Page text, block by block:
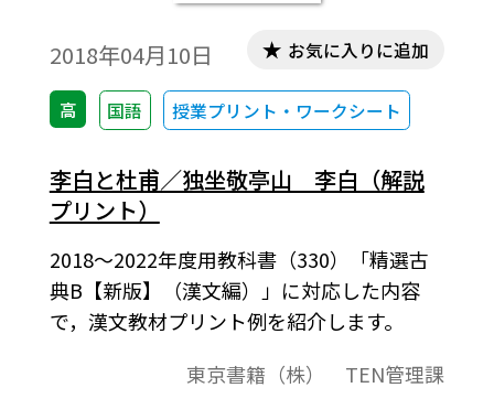
2018年04月10日
高 国語 授業プリント・ワークシート
お気に入りに追加
李白と杜甫／独坐敬亭山 李白（解説
プリント）
2018～2022年度用教科書（330）「精選古
典B【新版】（漢文編）」に対応した内容
で，漢文教材プリント例を紹介します。
東京書籍（株） TEN管理課